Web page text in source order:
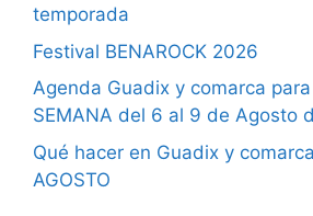
temporada
Festival BENAROCK 2026
Agenda Guadix y comarca
SEMANA del 6 al 9 de Agosto
Qué hacer en Guadix y
AGOSTO